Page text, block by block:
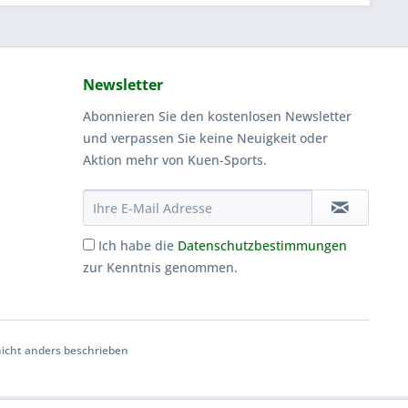
Newsletter
Abonnieren Sie den kostenlosen Newsletter
und verpassen Sie keine Neuigkeit oder
Aktion mehr von Kuen-Sports.
Ich habe die Datenschutzbestimmungen
zur Kenntnis genommen.
anders beschrieben